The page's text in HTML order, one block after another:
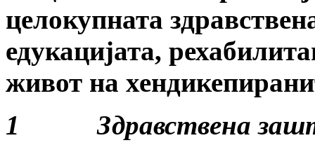
целокупната
едукацијата,
живот на
1 Здравствена